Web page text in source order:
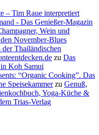
– Tim Raue interpretiert
- Das Genießer-Magazin
Wein und
November-Blues
Thailändischen
zu Das
Koh Samui
“Organic Cooking”. Das
Speisekammerzu Genuß,
Yoga-Küche &
Trias-Verlag